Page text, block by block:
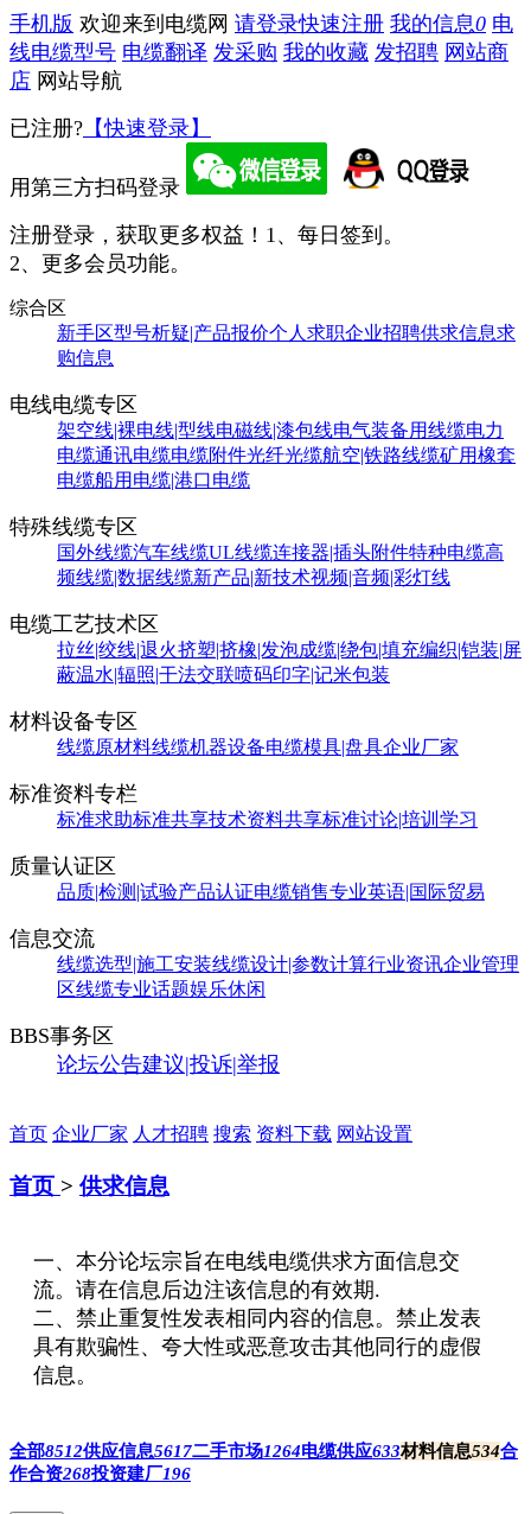
手机版 欢迎来到电缆网 请登录快速注册 我的信息0 电
线电缆型号 电缆翻译 发采购 我的收藏 发招聘 网站商
店 网站导航
已注册? 【快速登录】
用第三方扫码登录
注册登录，获取更多权益！ 1、每日签到。
2、更多会员功能。
综合区
新手区型号析疑|产品报价个人求职企业招聘供求信息求
购信息
电线电缆专区
架空线|裸电线|型线电磁线|漆包线电气装备用线缆电力
电缆通讯电缆电缆附件光纤光缆航空|铁路线缆矿用橡套
电缆船用电缆|港口电缆
特殊线缆专区
国外线缆汽车线缆UL线缆连接器|插头附件特种电缆高
频线缆|数据线缆新产品|新技术视频|音频|彩灯线
电缆工艺技术区
拉丝|绞线|退火挤塑|挤橡|发泡成缆|绕包|填充编织|铠装|屏
蔽温水|辐照|干法交联喷码印字|记米包装
材料设备专区
线缆原材料线缆机器设备电缆模具|盘具企业厂家
标准资料专栏
标准求助标准共享技术资料共享标准讨论|培训学习
质量认证区
品质|检测|试验产品认证电缆销售专业英语|国际贸易
信息交流
线缆选型|施工安装线缆设计|参数计算行业资讯企业管理
区线缆专业话题娱乐休闲
BBS事务区
论坛公告建议|投诉|举报
首页 企业厂家 人才招聘 搜索 资料下载 网站设置
首页 > 供求信息
一、本分论坛宗旨在电线电缆供求方面信息交
流。请在信息后边注该信息的有效期.
二、禁止重复性发表相同内容的信息。禁止发表
具有欺骗性、夸大性或恶意攻击其他同行的虚假
信息。
全部8512供应信息5617二手市场1264电缆供应633材料信息534合
作合资268投资建厂196